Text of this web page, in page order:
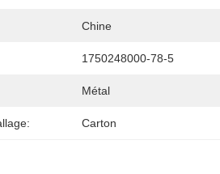
Chine
1750248000-78-5
Métal
Carton